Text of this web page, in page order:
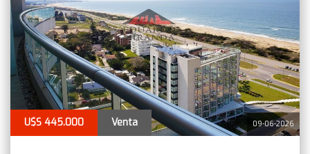
09-06-2026
U$S 445.000 Venta